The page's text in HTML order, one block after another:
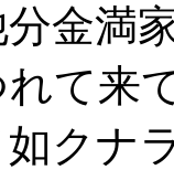
金満
れて来
如クナ